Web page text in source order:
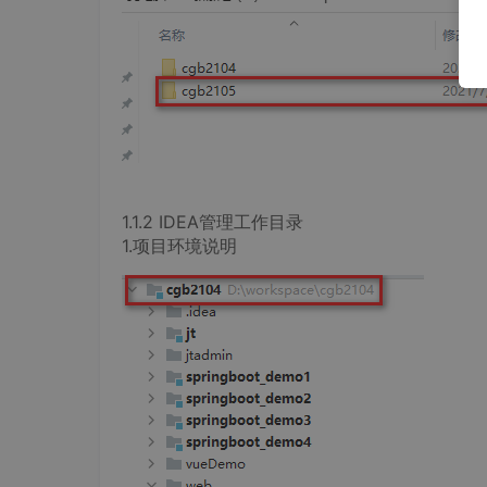
1.1.2 IDEA管理工作目录
1.项目环境说明